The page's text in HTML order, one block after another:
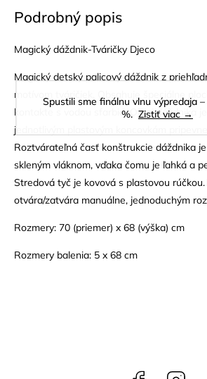
Spustili sme finálnu vlnu výpredaja
%. Zistiť viac →
Podrobný popis
Magický dáždnik-Tváričky Djeco
Magický detský palicový dáždnik z
motívom tváričiek. Obsahuje špeciálne
kontakte s vodou sfarbia. Okraj dáždnika je
jednotlivým plastovým koncovkám
Roztvárateľná časť konštrukcie dáždnika
skleným vláknom, vďaka čomu je ľahká a
Stredová tyč je kovová s plastovou
otvára/zatvára manuálne, jednoduchým
Rozmery: 70 (priemer) x 68 (výška) cm
Rozmery balenia: 5 x 68 cm
Facebook